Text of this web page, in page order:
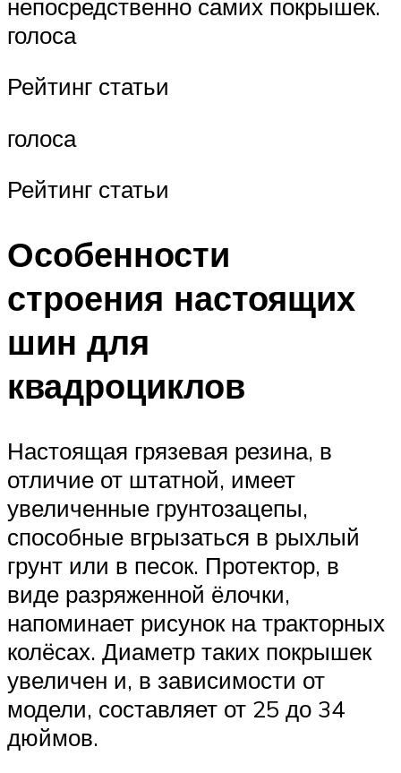
непосредственно самих покрышек.
голоса
Рейтинг статьи
голоса
Рейтинг статьи
Особенности
строения настоящих
шин для
квадроциклов
Настоящая грязевая резина, в
отличие от штатной, имеет
увеличенные грунтозацепы,
способные вгрызаться в рыхлый
грунт или в песок. Протектор, в
виде разряженной ёлочки,
напоминает рисунок на тракторных
колёсах. Диаметр таких покрышек
увеличен и, в зависимости от
модели, составляет от 25 до 34
дюймов.